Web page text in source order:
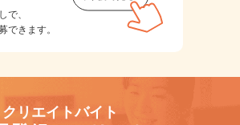
で、
できます。
クリエイトバイト